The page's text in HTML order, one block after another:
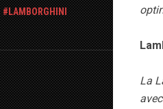
LAMBORGHINI
La